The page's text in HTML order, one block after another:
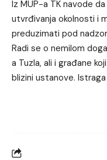
Iz MUP-a TK navode
utvrđivanja okolnosti i
preduzimati pod
Radi se o nemilom
a Tuzla, ali i građane
blizini ustanove.